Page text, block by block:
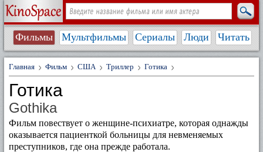
Фильмы Мультфильмы Сериалы Люди Читать
Главная Фильм США Триллер Готика
Готика
Gothika
Фильм повествует о женщине-психиатре, которая однажды
оказывается пациенткой больницы для невменяемых
преступников, где она прежде работала.